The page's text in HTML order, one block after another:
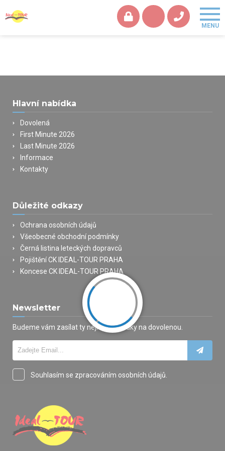
Hlavní nabídka
Dovolená
First Minute 2026
Last Minute 2026
Informace
Kontakty
Důležité odkazy
Ochrana osobních údajů
Všeobecné obchodní podmínky
Černá listina leteckých dopravců
Pojištění CK IDEAL-TOUR PRAHA
Koncese CK IDEAL-TOUR PRAHA
Newsletter
Budeme vám zasílat ty nejlepší nabídky na dovolenou.
Souhlasím se zpracováním osobních údajů.